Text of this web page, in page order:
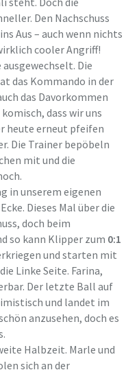
Den Nachschuss
Aus – auch wenn nichts
cooler Angriff!
Die
das Kommando in der
das Davorkommen
dass wir uns
heute erneut pfeifen
Die Trainer bepöbeln
mit und die
in unserem eigenen
Dieses Mal über die
doch beim
so kann Klipper zum 0:1
und starten mit
Linke Seite. Farina,
Der letzte Ball auf
und landet im
anzusehen, doch es
Halbzeit. Marle und
sich an der